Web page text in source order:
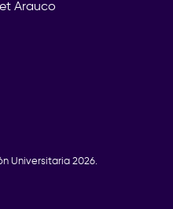
Arauco
Universitaria 2026.